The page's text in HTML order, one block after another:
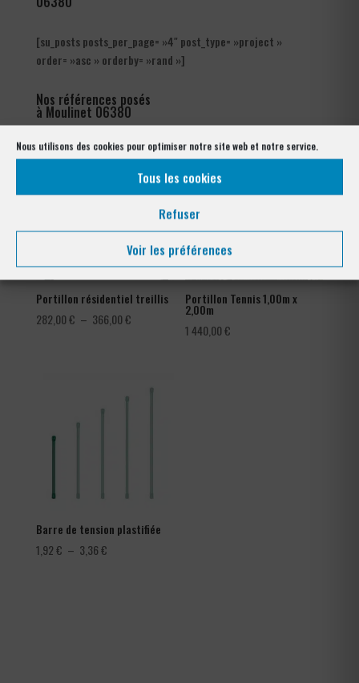
Nous utilisons des cookies pour optimiser notre site web et notre service.
Tous les cookies
Refuser
Voir les préférences
[su_posts posts_per_page= »4″ post_type= »project »
order= »asc » orderby= »rand »]
Nos références posés
à Moulinet 06380
Portillon résidentiel treillis
282,00€ – 366,00€Plage
Portillon Tennis 1,00m x
2,00m
1 440,00€
Barre de tension plastifiée
1,92€ – 3,36€Plage